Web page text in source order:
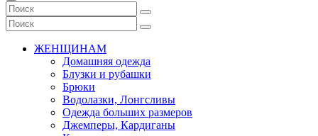
ЖЕНЩИНАМ
Домашняя одежда
Блузки и рубашки
Брюки
Водолазки, Лонгсливы
Одежда больших размеров
Джемперы, Кардиганы